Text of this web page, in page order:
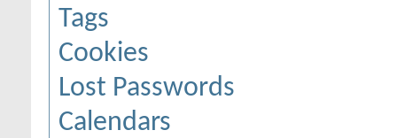
Tags
Cookies
Lost Passwords
Calendars